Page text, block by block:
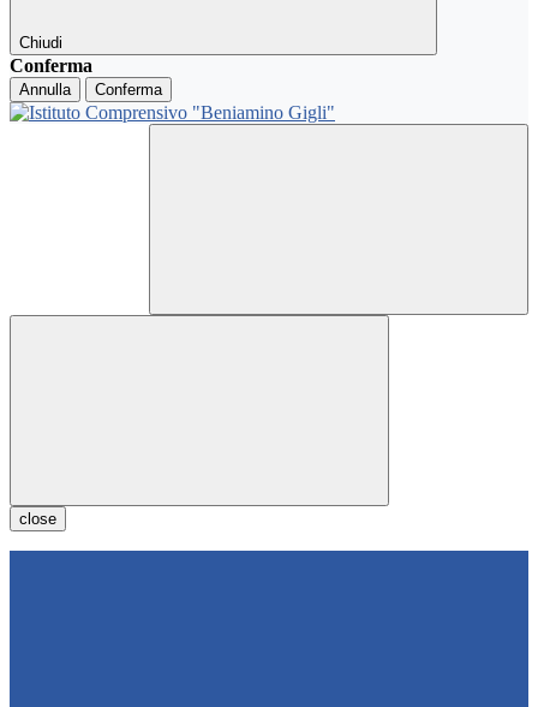
Chiudi
Conferma
Annulla Conferma
close